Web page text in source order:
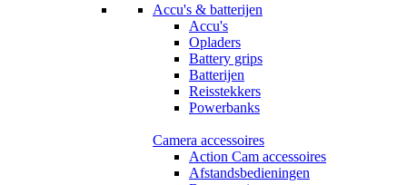
Accu's & batterijen
Accu's
Opladers
Battery grips
Batterijen
Reisstekkers
Powerbanks
Camera accessoires
Action Cam accessoires
Afstandsbedieningen